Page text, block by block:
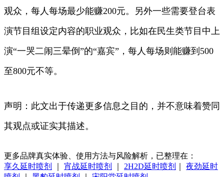
观众，每人每场最少能赚200元。另外一些需要登台表
演节目组设定内容的职业观众，比如在民生类节目中上
演“一哭二闹三晕倒”的“嘉宾”，每人每场则能赚到500
至800元不等。
声明：此文出于传递更多信息之目的，并不意味着赞同
其观点或证实其描述。
更多品牌真实体验、使用方法与风险解析，已整理在：
享久延时喷剂
宵战延时喷剂 2H2D延时喷剂
夜劲延时